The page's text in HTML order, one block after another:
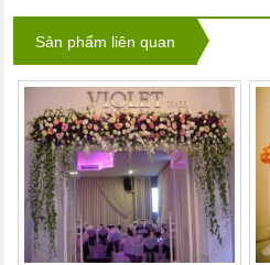
Sản phẩm liên quan